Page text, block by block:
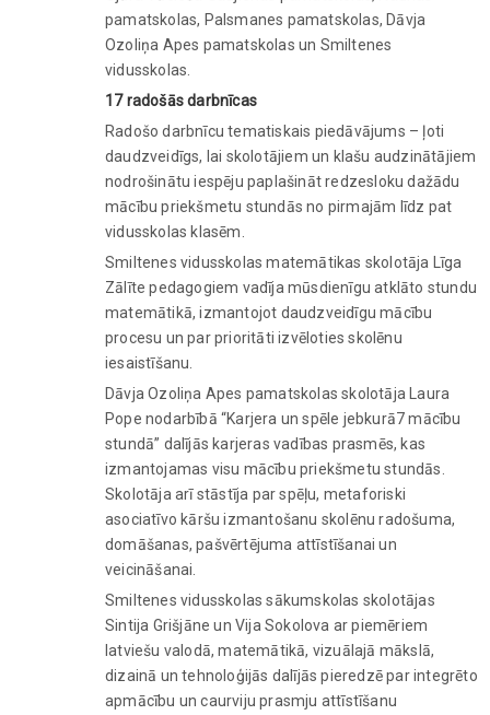
pamatskolas, Palsmanes pamatskolas, Dāvja
Ozoliņa Apes pamatskolas un Smiltenes
vidusskolas.
17 radošās darbnīcas
Radošo darbnīcu tematiskais piedāvājums – ļoti
daudzveidīgs, lai skolotājiem un klašu audzinātājiem
nodrošinātu iespēju paplašināt redzesloku dažādu
mācību priekšmetu stundās no pirmajām līdz pat
vidusskolas klasēm.
Smiltenes vidusskolas matemātikas skolotāja Līga
Zālīte pedagogiem vadīja mūsdienīgu atklāto stundu
matemātikā, izmantojot daudzveidīgu mācību
procesu un par prioritāti izvēloties skolēnu
iesaistīšanu.
Dāvja Ozoliņa Apes pamatskolas skolotāja Laura
Pope nodarbībā “Karjera un spēle jebkurā7 mācību
stundā” dalījās karjeras vadības prasmēs, kas
izmantojamas visu mācību priekšmetu stundās.
Skolotāja arī stāstīja par spēļu, metaforiski
asociatīvo kāršu izmantošanu skolēnu radošuma,
domāšanas, pašvērtējuma attīstīšanai un
veicināšanai.
Smiltenes vidusskolas sākumskolas skolotājas
Sintija Grišjāne un Vija Sokolova ar piemēriem
latviešu valodā, matemātikā, vizuālajā mākslā,
dizainā un tehnoloģijās dalījās pieredzē par integrēto
apmācību un caurviju prasmju attīstīšanu